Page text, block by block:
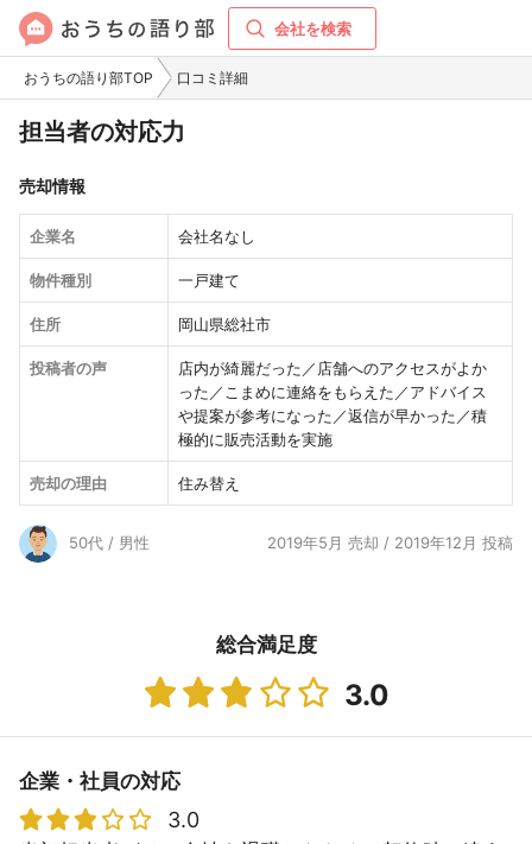
会社を検索
おうちの語り部TOP 口コミ詳細
担当者の対応力
売却情報
企業名 会社名なし
物件種別 一戸建て
住所 岡山県総社市
投稿者の声
店内が綺麗だった／店舗へのアクセスがよか
った／こまめに連絡をもらえた／アドバイス
や提案が参考になった／返信が早かった／積
極的に販売活動を実施
売却の理由 住み替え
50代 / 男性 2019年5月 売却 / 2019年12月 投稿
総合満足度
3.0
企業・社員の対応
3.0